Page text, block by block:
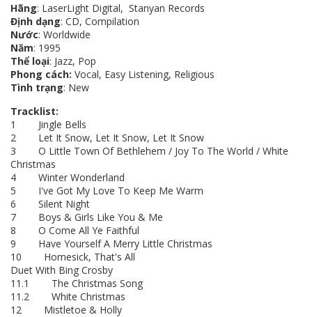
Hãng: LaserLight Digital, Stanyan Records
Định dạng: CD, Compilation
Nước: Worldwide
Năm: 1995
Thể loại: Jazz, Pop​​​​​​​
Phong cách: Vocal, Easy Listening, Religious
Tình trạng: New
Tracklist:
1 Jingle Bells
2 Let It Snow, Let It Snow, Let It Snow
3 O Little Town Of Bethlehem / Joy To The World / White
Christmas
4 Winter Wonderland
5 I've Got My Love To Keep Me Warm
6 Silent Night
7 Boys & Girls Like You & Me
8 O Come All Ye Faithful
9 Have Yourself A Merry Little Christmas
10 Homesick, That's All
Duet With Bing Crosby
11.1 The Christmas Song
11.2 White Christmas
12 Mistletoe & Holly